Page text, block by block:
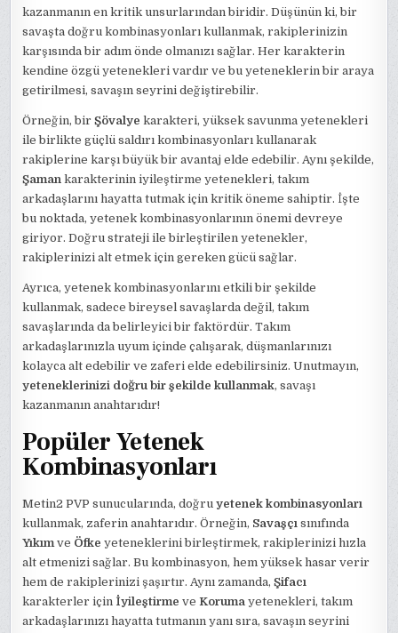
kazanmanın en kritik unsurlarından biridir. Düşünün ki, bir
savaşta doğru kombinasyonları kullanmak, rakiplerinizin
karşısında bir adım önde olmanızı sağlar. Her karakterin
kendine özgü yetenekleri vardır ve bu yeteneklerin bir araya
getirilmesi, savaşın seyrini değiştirebilir.
Örneğin, birŞövalye karakteri, yüksek savunma yetenekleri
ile birlikte güçlü saldırı kombinasyonları kullanarak
rakiplerine karşı büyük bir avantaj elde edebilir. Aynı şekilde,
Şaman karakterinin iyileştirme yetenekleri, takım
arkadaşlarını hayatta tutmak için kritik öneme sahiptir. İşte
bu noktada, yetenek kombinasyonlarının önemi devreye
giriyor. Doğru strateji ile birleştirilen yetenekler,
rakiplerinizi alt etmek için gereken gücü sağlar.
Ayrıca, yetenek kombinasyonlarını etkili bir şekilde
kullanmak, sadece bireysel savaşlarda değil, takım
savaşlarında da belirleyici bir faktördür. Takım
arkadaşlarınızla uyum içinde çalışarak, düşmanlarınızı
kolayca alt edebilir ve zaferi elde edebilirsiniz. Unutmayın,
yeteneklerinizi doğru bir şekilde kullanmak, savaşı
kazanmanın anahtarıdır!
Popüler Yetenek
Kombinasyonları
Metin2 PVP sunucularında, doğruyetenek kombinasyonları
kullanmak, zaferin anahtarıdır. Örneğin, Savaşçı sınıfında
Yıkımve Öfke yeteneklerini birleştirmek, rakiplerinizi hızla
alt etmenizi sağlar. Bu kombinasyon, hem yüksek hasar verir
hem de rakiplerinizi şaşırtır. Aynı zamanda,Şifacı
karakterler için İyileştirme veKoruma yetenekleri, takım
arkadaşlarınızı hayatta tutmanın yanı sıra, savaşın seyrini